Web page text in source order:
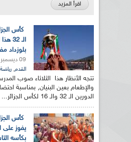
اقرأ المزيد
كأس
الـ
بلوزداد
09 ديسمبر 2019
القدم, رياضة
تتجه الأنظار هذا الثلاثاء صوب
والإطعام بعين البنيان, بمناسبة
الدورين الـ 32 والـ 16 لكأس الجزائر...
كأس
يفوز على
بكأسه